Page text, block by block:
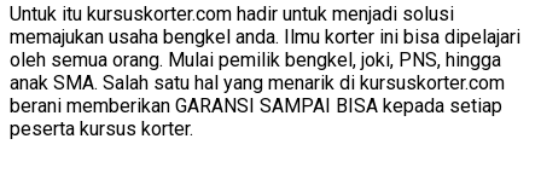
Untuk itu kursuskorter.com hadir untuk menjadi solusi
memajukan usaha bengkel anda. Ilmu korter ini bisa dipelajari
oleh semua orang. Mulai pemilik bengkel, joki, PNS, hingga
anak SMA. Salah satu hal yang menarik di kursuskorter.com
berani memberikan GARANSI SAMPAI BISA kepada setiap
peserta kursus korter.